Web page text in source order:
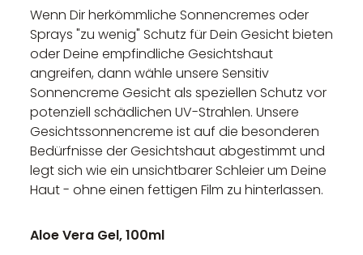
Wenn Dir herkömmliche Sonnencremes oder
Sprays "zu wenig" Schutz für Dein Gesicht bieten
oder Deine empfindliche Gesichtshaut
angreifen, dann wähle unsere Sensitiv
Sonnencreme Gesicht als speziellen Schutz vor
potenziell schädlichen UV-Strahlen. Unsere
Gesichtssonnencreme ist auf die besonderen
Bedürfnisse der Gesichtshaut abgestimmt und
legt sich wie ein unsichtbarer Schleier um Deine
Haut - ohne einen fettigen Film zu hinterlassen.
Aloe Vera Gel, 100ml